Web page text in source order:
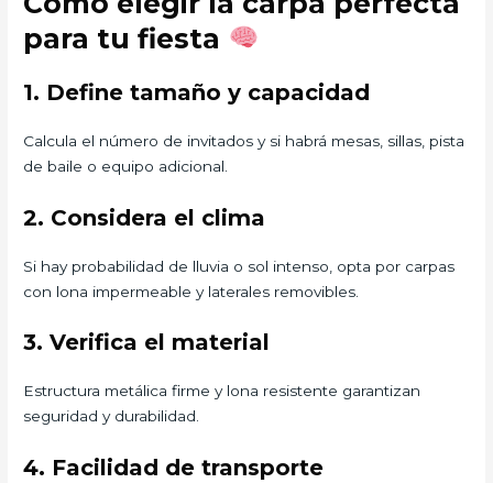
para tu fiesta
1. Define tamaño y capacidad
Calcula el número de invitados y si habrá mesas, sillas, pista
de baile o equipo adicional.
2. Considera el clima
Si hay probabilidad de lluvia o sol intenso, opta por carpas
con lona impermeable y laterales removibles.
3. Verifica el material
Estructura metálica firme y lona resistente garantizan
seguridad y durabilidad.
4. Facilidad de transporte